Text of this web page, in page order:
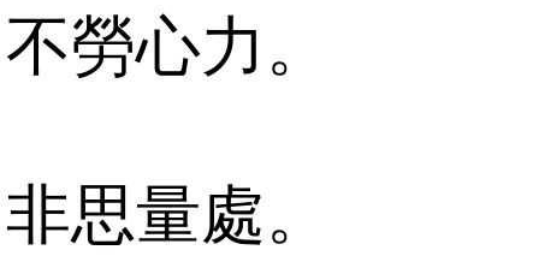
不勞心力。
非思量處。